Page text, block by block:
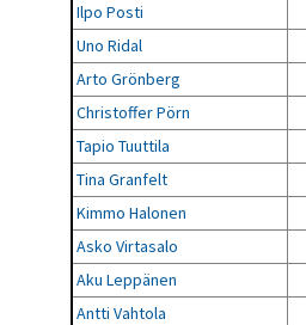
Ilpo Posti
Uno Ridal
Arto Grönberg
Christoffer Pörn
Tapio Tuuttila
Tina Granfelt
Kimmo Halonen
Asko Virtasalo
Aku Leppänen
Antti Vahtola